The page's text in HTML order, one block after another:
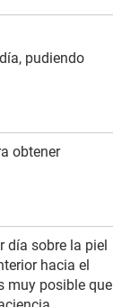
pudiendo
obtener
día sobre la piel
hacia el
muy posible que